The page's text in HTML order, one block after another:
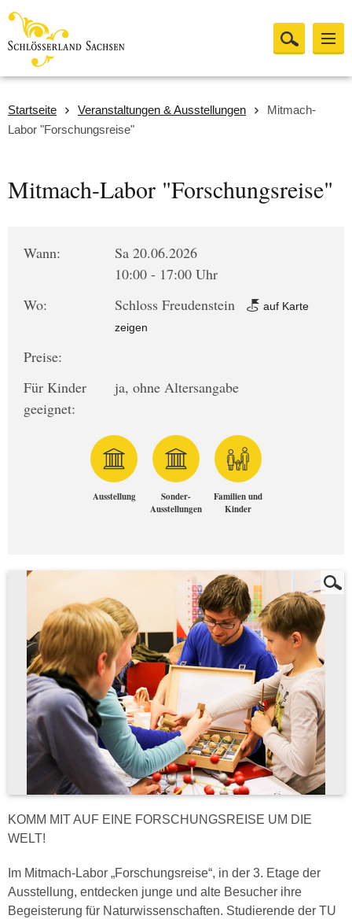
Startseite Veranstaltungen & Ausstellungen
Mitmach-
Labor "Forschungsreise"
Mitmach-Labor "Forschungsreise"
Wann:
Sa 20.06.2026
10:00 - 17:00 Uhr
Wo:
Schloss Freudenstein
auf Karte
zeigen
Preise:
Für Kinder
geeignet:
ja, ohne Altersangabe
Ausstellung
Sonder-
Ausstellungen
Familien und
Kinder
KOMM MIT AUF EINE FORSCHUNGSREISE UM DIE
WELT!
Im Mitmach-Labor „Forschungsreise“, in der 3. Etage der
Ausstellung, entdecken junge und alte Besucher ihre
Begeisterung für Naturwissenschaften. Studierende der TU